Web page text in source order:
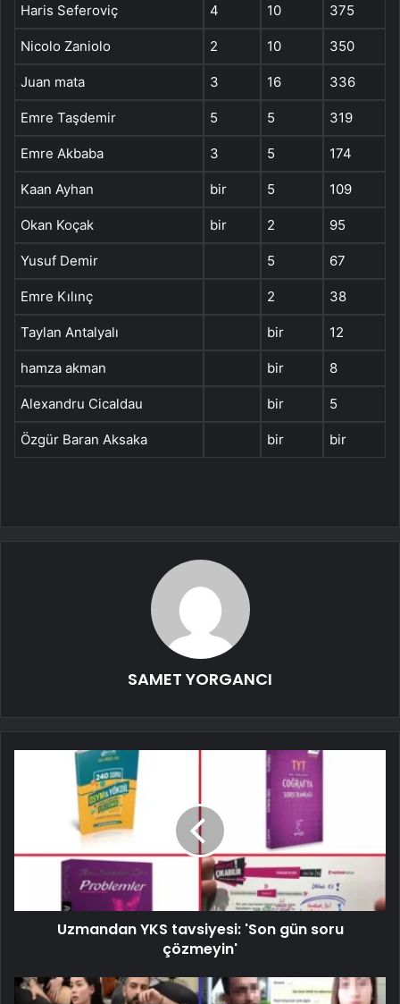
Haris Seferoviç 4 10 375
Nicolo Zaniolo 2 10 350
Juan mata 3 16 336
Emre Taşdemir 5 5 319
Emre Akbaba 3 5 174
Kaan Ayhan bir 5 109
Okan Koçak bir 2 95
Yusuf Demir 5 67
Emre Kılınç 2 38
Taylan Antalyalı bir 12
hamza akman bir 8
Alexandru Cicaldau bir 5
Özgür Baran Aksaka bir bir
SAMET YORGANCI
Uzmandan YKS tavsiyesi: 'Son gün soru
çözmeyin'